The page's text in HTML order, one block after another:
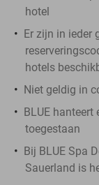
hotel
Er zijn in ieder
hotels
Niet geldig in
BLUE hanteert
toegestaan
Bij BLUE Spa
Sauerland is